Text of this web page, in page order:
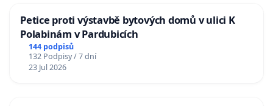
Petice proti výstavbě bytových domů v ulici K
Polabinám v Pardubicích
144 podpisů
132 Podpisy / 7 dní
23 Jul 2026